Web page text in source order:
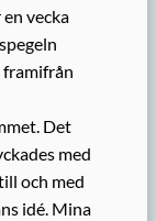
vecka
framifrån
Det
med
och med
idé. Mina